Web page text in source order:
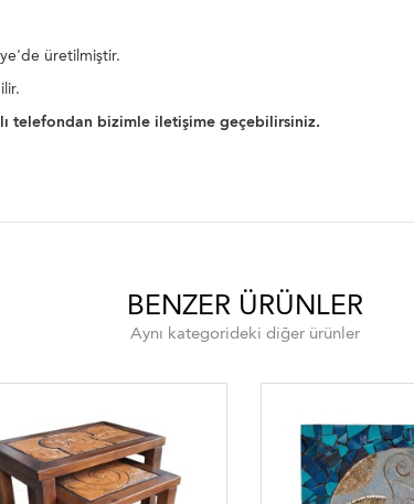
üretilmiştir.
telefondan bizimle iletişime geçebilirsiniz.
BENZER ÜRÜNLER
Aynı kategorideki diğer ürünler